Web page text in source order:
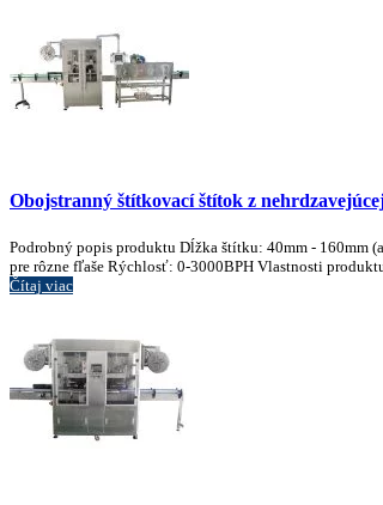
Obojstranný štítkovací štítok z
Podrobný popis produktu Dĺžka štítku: 40mm - 160mm
pre rôzne fľaše Rýchlosť: 0-3000BPH Vlastnosti
Čítaj viac